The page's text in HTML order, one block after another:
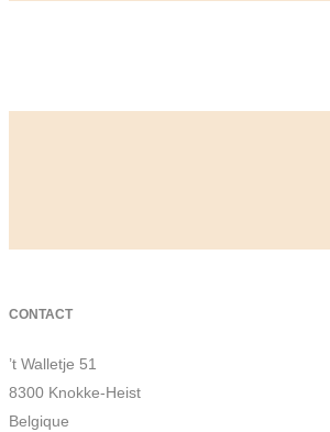
CONTACT
’t Walletje 51
8300 Knokke-Heist
Belgique